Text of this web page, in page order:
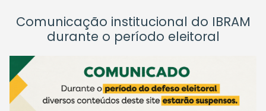
Comunicação institucional do IBRAM
durante o período eleitoral